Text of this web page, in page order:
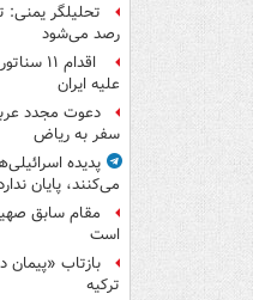
تحلیلگر
رصد می‌شود
اقدام
علیه ایران
دعوت مجدد
سفر به ریاض
پدیده
می‌کنند، پایان
مقام سابق
است
بازتاب
ترکیه